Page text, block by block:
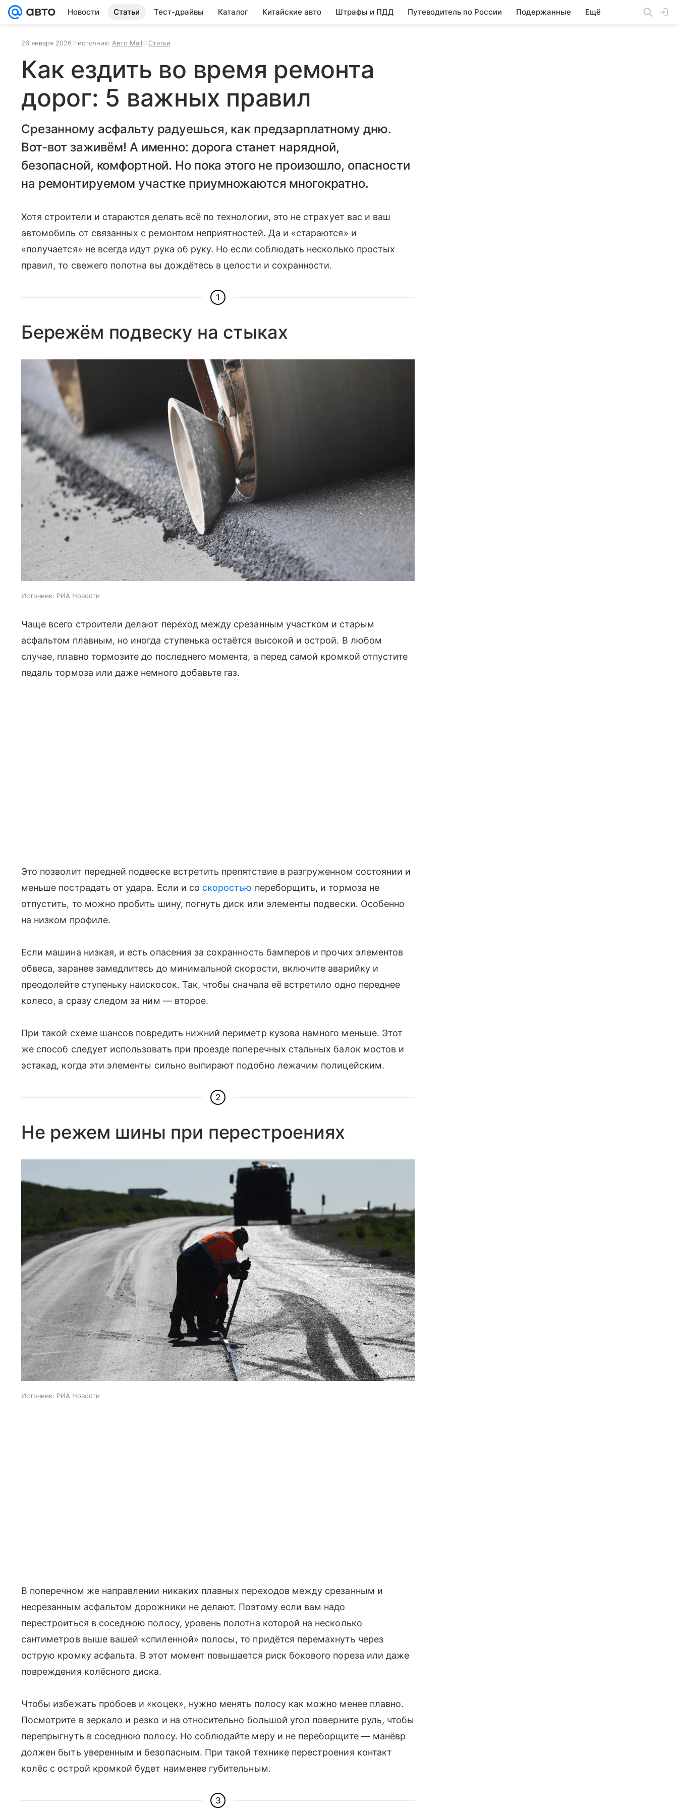
Новости Статьи Тест-драйвы Каталог Китайские авто Штрафы и ПДД Путеводитель по России Подержанные Ещё
26 января 2026 источник: Авто Mail Статьи
Как ездить во время ремонта
дорог: 5 важных правил
Срезанному асфальту радуешься, как предзарплатному дню.
Вот-вот заживём! А именно: дорога станет нарядной,
безопасной, комфортной. Но пока этого не произошло, опасности
на ремонтируемом участке приумножаются многократно.
Хотя строители и стараются делать всё по технологии, это не страхует вас и ваш
автомобиль от связанных с ремонтом неприятностей. Да и «стараются» и
«получается» не всегда идут рука об руку. Но если соблюдать несколько простых
правил, то свежего полотна вы дождётесь в целости и сохранности.
1
Бережём подвеску на стыках
Источник: РИА Новости
Чаще всего строители делают переход между срезанным участком и старым
асфальтом плавным, но иногда ступенька остаётся высокой и острой. В любом
случае, плавно тормозите до последнего момента, а перед самой кромкой отпустите
педаль тормоза или даже немного добавьте газ.
Это позволит передней подвеске встретить препятствие в разгруженном состоянии и
меньше пострадать от удара. Если и со скоростью переборщить, и тормоза не
отпустить, то можно пробить шину, погнуть диск или элементы подвески. Особенно
на низком профиле.
Если машина низкая, и есть опасения за сохранность бамперов и прочих элементов
обвеса, заранее замедлитесь до минимальной скорости, включите аварийку и
преодолейте ступеньку наискосок. Так, чтобы сначала её встретило одно переднее
колесо, а сразу следом за ним — второе.
При такой схеме шансов повредить нижний периметр кузова намного меньше. Этот
же способ следует использовать при проезде поперечных стальных балок мостов и
эстакад, когда эти элементы сильно выпирают подобно лежачим полицейским.
2
Не режем шины при перестроениях
Источник: РИА Новости
В поперечном же направлении никаких плавных переходов между срезанным и
несрезанным асфальтом дорожники не делают. Поэтому если вам надо
перестроиться в соседнюю полосу, уровень полотна которой на несколько
сантиметров выше вашей «спиленной» полосы, то придётся перемахнуть через
острую кромку асфальта. В этот момент повышается риск бокового пореза или даже
повреждения колёсного диска.
Чтобы избежать пробоев и «коцек», нужно менять полосу как можно менее плавно.
Посмотрите в зеркало и резко и на относительно большой угол поверните руль, чтобы
перепрыгнуть в соседнюю полосу. Но соблюдайте меру и не переборщите — манёвр
должен быть уверенным и безопасным. При такой технике перестроения контакт
колёс с острой кромкой будет наименее губительным.
3